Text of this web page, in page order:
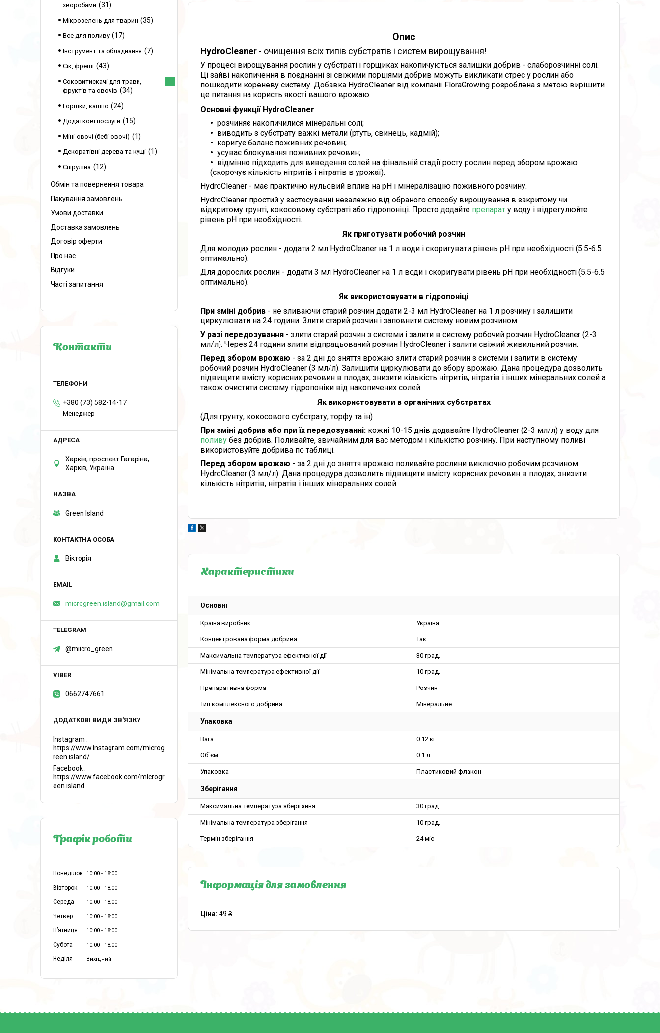
Опис
HydroCleaner - очищення всіх типів субстратів і систем вирощування!
У процесі вирощування рослин у субстраті і горщиках накопичуються залишки добрив - слаборозчинні солі.
Ці зайві накопичення в поєднанні зі свіжими порціями добрив можуть викликати стрес у рослин або
пошкодити кореневу систему. Добавка HydroCleaner від компанії FloraGrowing розроблена з метою вирішити
це питання на користь якості вашого врожаю.
Основні функції HydroCleaner
розчиняє накопичилися мінеральні солі;
виводить з субстрату важкі метали (ртуть, свинець, кадмій);
коригує баланс поживних речовин;
усуває блокування поживних речовин;
відмінно підходить для виведення солей на фінальній стадії росту рослин перед збором врожаю
(скорочує кількість нітритів і нітратів в урожаї).
HydroCleaner - має практично нульовий вплив на pH і мінералізацію поживного розчину.
HydroCleaner простий у застосуванні незалежно від обраного способу вирощування в закритому чи
відкритому грунті, кокосовому субстраті або гідропоніці. Просто додайте препарат у воду і відрегулюйте
рівень pH при необхідності.
Як приготувати робочий розчин
Для молодих рослин - додати 2 мл HydroCleaner на 1 л води і скоригувати рівень pH при необхідності (5.5-6.5
оптимально).
Для дорослих рослин - додати 3 мл HydroCleaner на 1 л води і скоригувати рівень pH при необхідності (5.5-6.5
оптимально).
Як використовувати в гідропоніці
При зміні добрив - не зливаючи старий розчин додати 2-3 мл HydroCleaner на 1 л розчину і залишити
циркулювати на 24 години. Злити старий розчин і заповнити систему новим розчином.
У разі передозування - злити старий розчин з системи і залити в систему робочий розчин HydroCleaner (2-3
мл/л). Через 24 години злити відпрацьований розчин HydroCleaner і залити свіжий живильний розчин.
Перед збором врожаю - за 2 дні до зняття врожаю злити старий розчин з системи і залити в систему
робочий розчин HydroCleaner (3 мл/л). Залишити циркулювати до збору врожаю. Дана процедура дозволить
підвищити вмісту корисних речовин в плодах, знизити кількість нітритів, нітратів і інших мінеральних солей а
також очистити систему гідропоніки від накопичених солей.
Як використовувати в органічних субстратах
(Для грунту, кокосового субстрату, торфу та ін)
При зміні добрив або при їх передозуванні: кожні 10-15 днів додавайте HydroCleaner (2-3 мл/л) у воду для
поливу без добрив. Поливайте, звичайним для вас методом і кількістю розчину. При наступному поливі
використовуйте добрива по таблиці.
Перед збором врожаю - за 2 дні до зняття врожаю поливайте рослини виключно робочим розчином
HydroCleaner (3 мл/л). Дана процедура дозволить підвищити вмісту корисних речовин в плодах, знизити
кількість нітритів, нітратів і інших мінеральних солей.
Характеристики
Основні
Країна виробник Україна
Концентрована форма добрива Так
Максимальна температура ефективної дії 30 град.
Мінімальна температура ефективної дії 10 град.
Препаративна форма Розчин
Тип комплексного добрива Мінеральне
Упаковка
Вага 0.12 кг
Об`єм 0.1 л
Упаковка Пластиковий флакон
Зберігання
Максимальна температура зберігання 30 град.
Мінімальна температура зберігання 10 град.
Термін зберігання 24 міс
Інформація для замовлення
Ціна: 49 ₴
хворобами
31
Мікрозелень для тварин 35
Все для поливу 17
Інструмент та обладнання 7
Сік, фреші 43
Соковитискачі для трави,
фруктів та овочів
34
Горшки, кашпо 24
Додаткові послуги 15
Міні-овочі (бебі-овочі) 1
Декоратівні дерева та кущі 1
Спіруліна 12
Обмін та повернення товара
Пакування замовлень
Умови доставки
Доставка замовлень
Договір оферти
Про нас
Відгуки
Часті запитання
Контакти
+380 (73) 582-14-17
Менеджер
Харків, проспект Гагаріна,
Харків, Україна
Green Island
Вікторія
microgreen.island@gmail.com
@miicro_green
0662747661
Instagram
https://www.instagram.com/microg
reen.island/
Facebook
https://www.facebook.com/microgr
een.island
Графік роботи
Понеділок 10:00 18:00
Вівторок 10:00 18:00
Середа 10:00 18:00
Четвер 10:00 18:00
Пʼятниця 10:00 18:00
Субота 10:00 18:00
Неділя Вихідний